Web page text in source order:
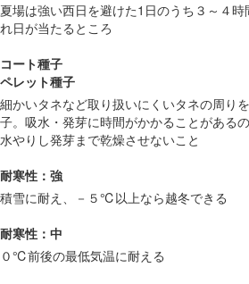
夏場は強い西日を避けた1日のうち３～４
れ日が当たるところ
コート種子
ペレット種子
細かいタネなど取り扱いにくいタネの周り
子。吸水・発芽に時間がかかることがある
水やりし発芽まで乾燥させないこと
耐寒性：強
積雪に耐え、－５℃以上なら越冬できる
耐寒性：中
０℃前後の最低気温に耐える